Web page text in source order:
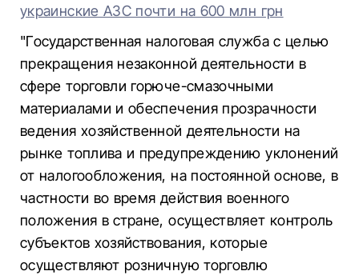
украинские АЗС почти на 600 млн грн
"Государственная налоговая служба с целью
прекращения незаконной деятельности в
сфере торговли горюче-смазочными
материалами и обеспечения прозрачности
ведения хозяйственной деятельности на
рынке топлива и предупреждению уклонений
от налогообложения, на постоянной основе, в
частности во время действия военного
положения в стране, осуществляет контроль
субъектов хозяйствования, которые
осуществляют розничную торговлю